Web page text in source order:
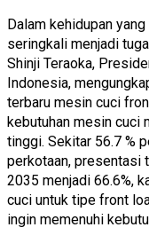
Dalam kehidupan
seringkali menjadi
Shinji Teraoka,
Indonesia,
terbaru mesin cuci
kebutuhan mesin cuci
tinggi. Sekitar 56.7 %
perkotaan, presentasi
2035 menjadi 66.6%,
cuci untuk tipe front
ingin memenuhi